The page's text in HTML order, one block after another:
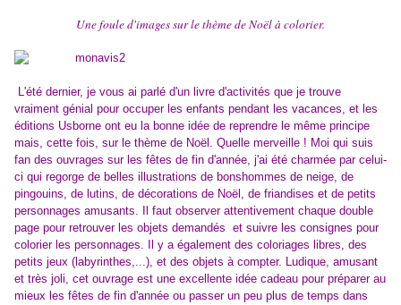
Une foule d'images sur le thème de Noël à colorier.
L'été dernier, je vous ai parlé d'un livre d'activités que je trouve
vraiment génial pour occuper les enfants pendant les vacances, et les
éditions Usborne ont eu la bonne idée de reprendre le même principe
mais, cette fois, sur le thème de Noël. Quelle merveille ! Moi qui suis
fan des ouvrages sur les fêtes de fin d'année, j'ai été charmée par celui-
ci qui regorge de belles illustrations de bonshommes de neige, de
pingouins, de lutins, de décorations de Noël, de friandises et de petits
personnages amusants. Il faut observer attentivement chaque double
page pour retrouver les objets demandés et suivre les consignes pour
colorier les personnages. Il y a également des coloriages libres, des
petits jeux (labyrinthes,...), et des objets à compter. Ludique, amusant
et très joli, cet ouvrage est une excellente idée cadeau pour préparer au
mieux les fêtes de fin d'année ou passer un peu plus de temps dans